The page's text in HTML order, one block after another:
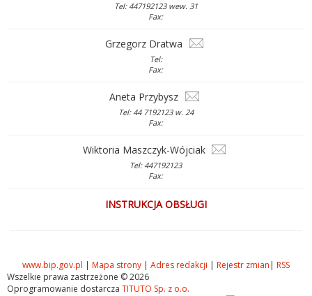
Tel: 447192123 wew. 31
Fax:
Grzegorz Dratwa
Tel:
Fax:
Aneta Przybysz
Tel: 44 7192123 w. 24
Fax:
Wiktoria Maszczyk-Wójciak
Tel: 447192123
Fax:
INSTRUKCJA OBSŁUGI
www.bip.gov.pl | Mapa strony | Adres redakcji | Rejestr zmian | RSS
Wszelkie prawa zastrzeżone © 2026
Oprogramowanie dostarcza TITUTO Sp. z o.o.